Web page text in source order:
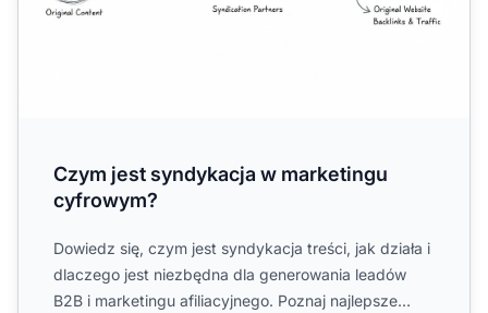
Czym jest syndykacja w marketingu
cyfrowym?
Dowiedz się, czym jest syndykacja treści, jak działa i
dlaczego jest niezbędna dla generowania leadów
B2B i marketingu afiliacyjnego. Poznaj najlepsze